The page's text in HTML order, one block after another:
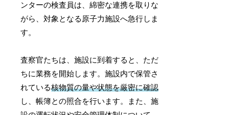
ンターの検査員は、綿密な連携を取りな
がら、対象となる原子力施設へ急行しま
す。
査察官たちは、施設に到着すると、ただ
ちに業務を開始します。施設内で保管さ
れている核物質の量や状態を厳密に確認
し、帳簿との照合を行います。また、施